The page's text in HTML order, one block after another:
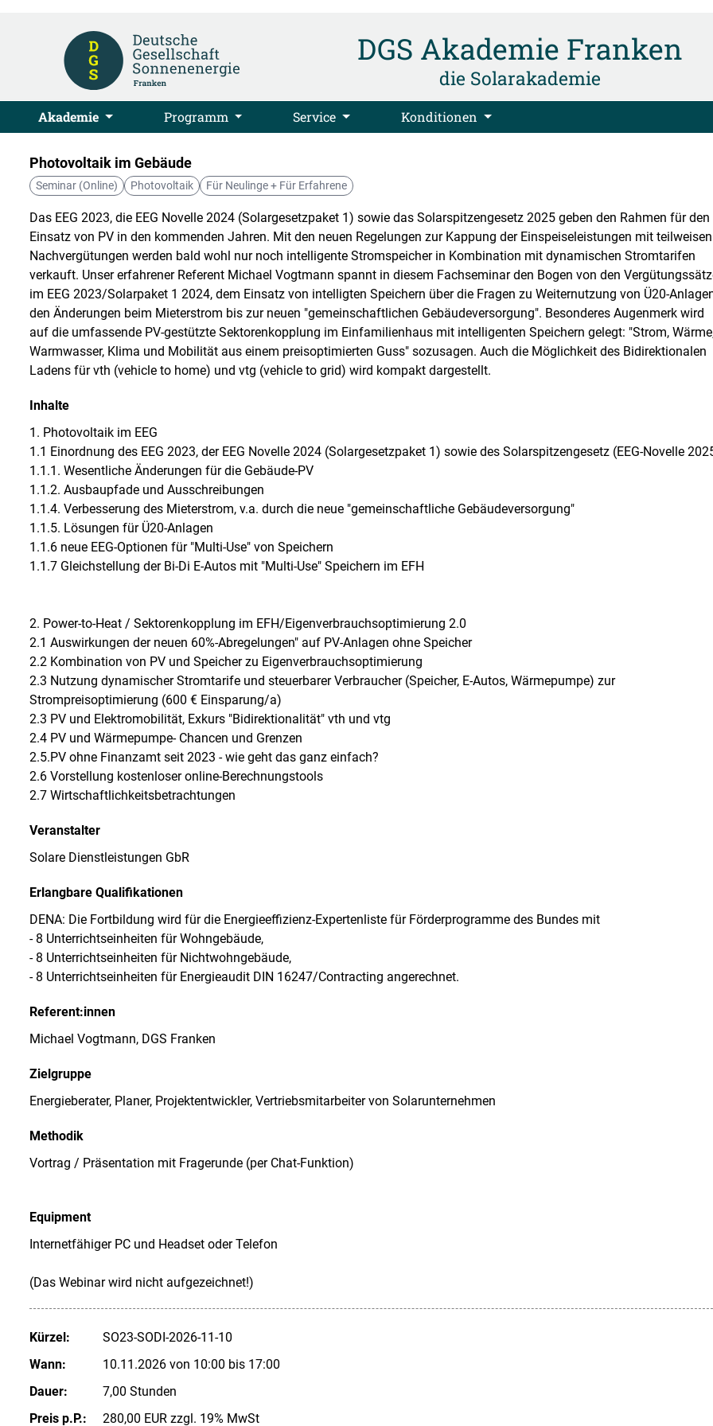
DGS Akademie Franken
die Solarakademie
Akademie Programm Service Konditionen
Photovoltaik im Gebäude
Seminar (Online) Photovoltaik Für Neulinge + Für Erfahrene
Das EEG 2023, die EEG Novelle 2024 (Solargesetzpaket 1) sowie das Solarspitzengesetz 2025 geben den Rahmen für den
Einsatz von PV in den kommenden Jahren. Mit den neuen Regelungen zur Kappung der Einspeiseleistungen mit teilweisen
Nachvergütungen werden bald wohl nur noch intelligente Stromspeicher in Kombination mit dynamischen Stromtarifen
verkauft. Unser erfahrener Referent Michael Vogtmann spannt in diesem Fachseminar den Bogen von den
im EEG 2023/Solarpaket 1 2024, dem Einsatz von intelligten Speichern über die Fragen zu Weiternutzung von Ü20-
den Änderungen beim Mieterstrom bis zur neuen "gemeinschaftlichen Gebäudeversorgung". Besonderes Augenmerk wird
auf die umfassende PV-gestützte Sektorenkopplung im Einfamilienhaus mit intelligenten Speichern gelegt: "Strom,
Warmwasser, Klima und Mobilität aus einem preisoptimierten Guss" sozusagen. Auch die Möglichkeit des Bidirektionalen
Ladens für vth (vehicle to home) und vtg (vehicle to grid) wird kompakt dargestellt.
Inhalte
1. Photovoltaik im EEG
1.1 Einordnung des EEG 2023, der EEG Novelle 2024 (Solargesetzpaket 1) sowie des Solarspitzengesetz (EEG-Novelle
1.1.1. Wesentliche Änderungen für die Gebäude-PV
1.1.2. Ausbaupfade und Ausschreibungen
1.1.4. Verbesserung des Mieterstrom, v.a. durch die neue "gemeinschaftliche Gebäudeversorgung"
1.1.5. Lösungen für Ü20-Anlagen
1.1.6 neue EEG-Optionen für "Multi-Use" von Speichern
1.1.7 Gleichstellung der Bi-Di E-Autos mit "Multi-Use" Speichern im EFH
2. Power-to-Heat / Sektorenkopplung im EFH/Eigenverbrauchsoptimierung 2.0
2.1 Auswirkungen der neuen 60%-Abregelungen" auf PV-Anlagen ohne Speicher
2.2 Kombination von PV und Speicher zu Eigenverbrauchsoptimierung
2.3 Nutzung dynamischer Stromtarife und steuerbarer Verbraucher (Speicher, E-Autos, Wärmepumpe) zur
Strompreisoptimierung (600 € Einsparung/a)
2.3 PV und Elektromobilität, Exkurs "Bidirektionalität" vth und vtg
2.4 PV und Wärmepumpe- Chancen und Grenzen
2.5.PV ohne Finanzamt seit 2023 - wie geht das ganz einfach?
2.6 Vorstellung kostenloser online-Berechnungstools
2.7 Wirtschaftlichkeitsbetrachtungen
Veranstalter
Solare Dienstleistungen GbR
Erlangbare Qualifikationen
DENA: Die Fortbildung wird für die Energieeffizienz-Expertenliste für Förderprogramme des Bundes mit
- 8 Unterrichtseinheiten für Wohngebäude,
- 8 Unterrichtseinheiten für Nichtwohngebäude,
- 8 Unterrichtseinheiten für Energieaudit DIN 16247/Contracting angerechnet.
Referent:innen
Michael Vogtmann, DGS Franken
Zielgruppe
Energieberater, Planer, Projektentwickler, Vertriebsmitarbeiter von Solarunternehmen
Methodik
Vortrag / Präsentation mit Fragerunde (per Chat-Funktion)
Equipment
Internetfähiger PC und Headset oder Telefon
(Das Webinar wird nicht aufgezeichnet!)
Kürzel:
SO23-SODI-2026-11-10
Wann:
10.11.2026 von 10:00 bis 17:00
Dauer:
7,00 Stunden
Preis p.P.:
280,00 EUR zzgl. 19% MwSt